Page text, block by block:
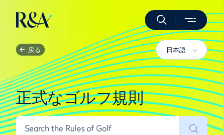
戻る 日本語
正式なゴルフ規則